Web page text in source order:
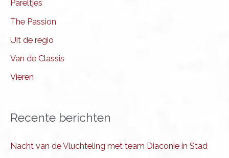
Pareltjes
The Passion
Uit de regio
Van de Classis
Vieren
Recente berichten
Nacht van de Vluchteling met team Diaconie in Stad